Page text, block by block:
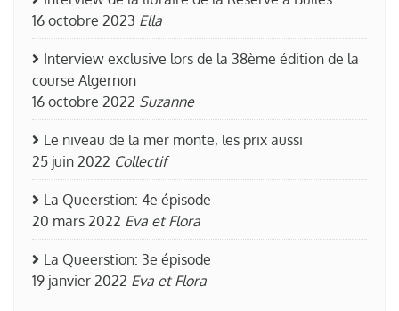
16 octobre 2023 Ella
Interview exclusive lors de la 38ème édition de la
course Algernon
16 octobre 2022 Suzanne
Le niveau de la mer monte, les prix aussi
25 juin 2022 Collectif
La Queerstion: 4e épisode
20 mars 2022 Eva et Flora
La Queerstion: 3e épisode
19 janvier 2022 Eva et Flora